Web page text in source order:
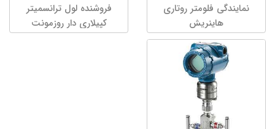
نمایندگی فلومتر روتاری
هاینریش
فروشنده لول ترانسمیتر
کپیلاری دار روزمونت